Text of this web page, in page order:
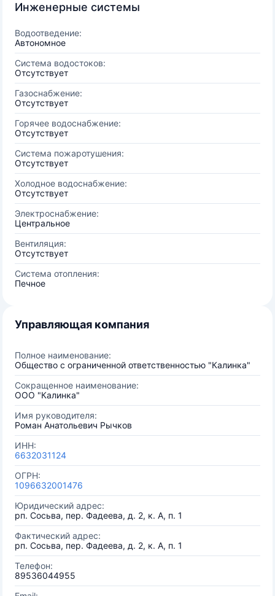
Инженерные системы
Водоотведение:
Автономное
Система водостоков:
Отсутствует
Газоснабжение:
Отсутствует
Горячее водоснабжение:
Отсутствует
Система пожаротушения:
Отсутствует
Холодное водоснабжение:
Отсутствует
Электроснабжение:
Центральное
Вентиляция:
Отсутствует
Система отопления:
Печное
Управляющая компания
Полное наименование:
Общество с ограниченной ответственностью "Калинка"
Сокращенное наименование:
ООО "Калинка"
Имя руководителя:
Роман Анатольевич Рычков
ИНН:
6632031124
ОГРН:
1096632001476
Юридический адрес:
рп. Сосьва, пер. Фадеева, д. 2, к. А, п. 1
Фактический адрес:
рп. Сосьва, пер. Фадеева, д. 2, к. А, п. 1
Телефон:
89536044955